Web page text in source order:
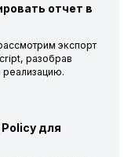
отчет в
экспорт
разобрав
реализацию.
для